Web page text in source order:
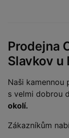
Prodejna
Slavkov u
Naši kamennou
s velmi dobrou
okolí.
Zákazníkům